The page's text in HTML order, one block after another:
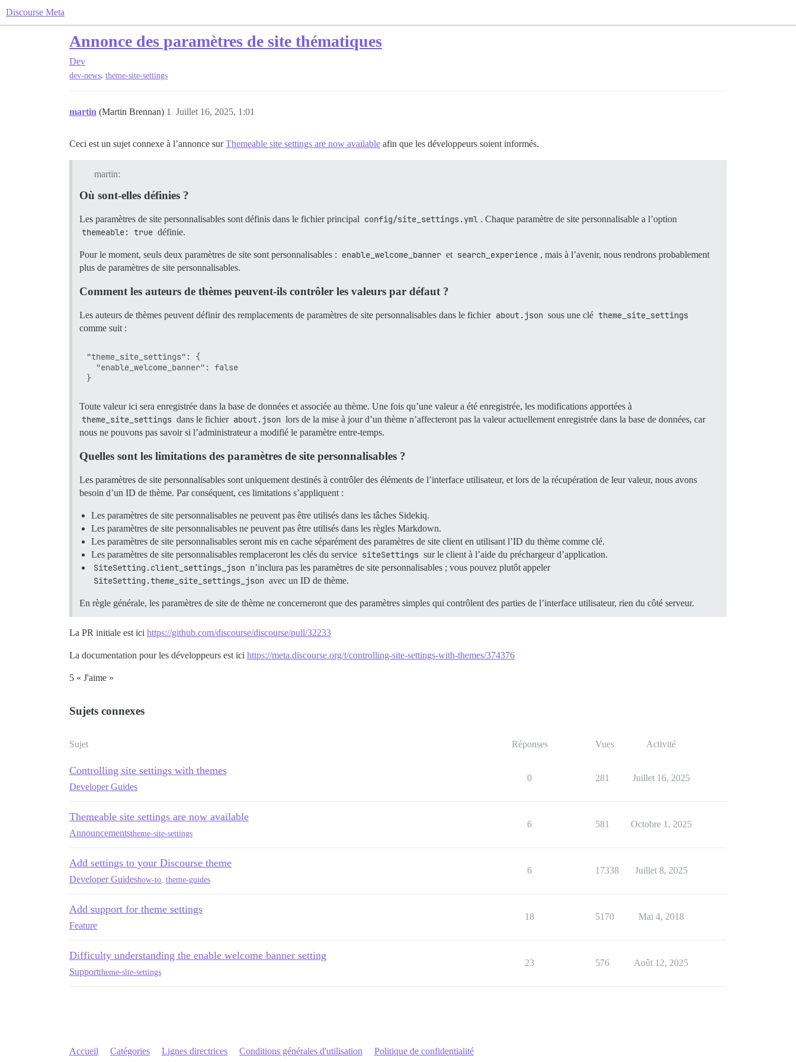
Discourse Meta
Annonce des paramètres de site thématiques
Dev
dev-news, theme-site-settings
martin (Martin Brennan) Juillet 16, 2025, 1:01
1
Ceci est un sujet connexe à l’annonce surThemeable site settings are now available afin que les développeurs soient informés.
martin:
Où sont-elles définies ?
Les paramètres de site personnalisables sont définis dans le fichier principal config/site_settings.yml . Chaque paramètre de site personnalisable a l’option
themeable: true définie.
Pour le moment, seuls deux paramètres de site sont personnalisables : enable_welcome_banner et search_experience , mais à l’avenir, nous rendrons probablement
plus de paramètres de site personnalisables.
Comment les auteurs de thèmes peuvent-ils contrôler les valeurs par défaut ?
Les auteurs de thèmes peuvent définir des remplacements de paramètres de site personnalisables dans le fichier about.json sous une clé theme_site_settings
comme suit :
"theme_site_settings": {
  "enable_welcome_banner": false
Toute valeur ici sera enregistrée dans la base de données et associée au thème. Une fois qu’une valeur a été enregistrée, les modifications apportées à
theme_site_settings dans le fichier about.json lors de la mise à jour d’un thème n’affecteront pas la valeur actuellement enregistrée dans la base de données, car
nous ne pouvons pas savoir si l’administrateur a modifié le paramètre entre-temps.
Quelles sont les limitations des paramètres de site personnalisables ?
Les paramètres de site personnalisables sont uniquement destinés à contrôler des éléments de l’interface utilisateur, et lors de la récupération de leur valeur, nous avons
besoin d’un ID de thème. Par conséquent, ces limitations s’appliquent :
Les paramètres de site personnalisables ne peuvent pas être utilisés dans les tâches Sidekiq.
Les paramètres de site personnalisables ne peuvent pas être utilisés dans les règles Markdown.
Les paramètres de site personnalisables seront mis en cache séparément des paramètres de site client en utilisant l’ID du thème comme clé.
Les paramètres de site personnalisables remplaceront les clés du service siteSettings sur le client à l’aide du préchargeur d’application.
SiteSetting.client_settings_json n’inclura pas les paramètres de site personnalisables ; vous pouvez plutôt appeler
SiteSetting.theme_site_settings_json avec un ID de thème.
En règle générale, les paramètres de site de thème ne concerneront que des paramètres simples qui contrôlent des parties de l’interface utilisateur, rien du côté serveur.
La PR initiale est ici https://github.com/discourse/discourse/pull/32233
La documentation pour les développeurs est ici https://meta.discourse.org/t/controlling-site-settings-with-themes/374376
5 « J'aime »
Sujets connexes
Sujet Réponses Vues Activité
Controlling site settings with themes
Developer Guides
0 281 Juillet 16, 2025
Themeable site settings are now available
Announcementstheme-site-settings
6 581 Octobre 1, 2025
Add settings to your Discourse theme
Developer Guideshow-to theme-guides
6 17338 Juillet 8, 2025
Add support for theme settings
Feature
18 5170 Mai 4, 2018
Difficulty understanding the enable welcome banner setting
Supporttheme-site-settings
23 576 Août 12, 2025
Accueil Catégories Lignes directrices Conditions générales d'utilisation Politique de confidentialité